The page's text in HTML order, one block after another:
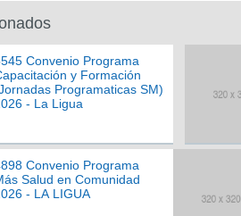
Convenio Programa
y Formación
Programaticas SM)
- La Ligua
Convenio Programa
Salud en Comunidad
- LA LIGUA